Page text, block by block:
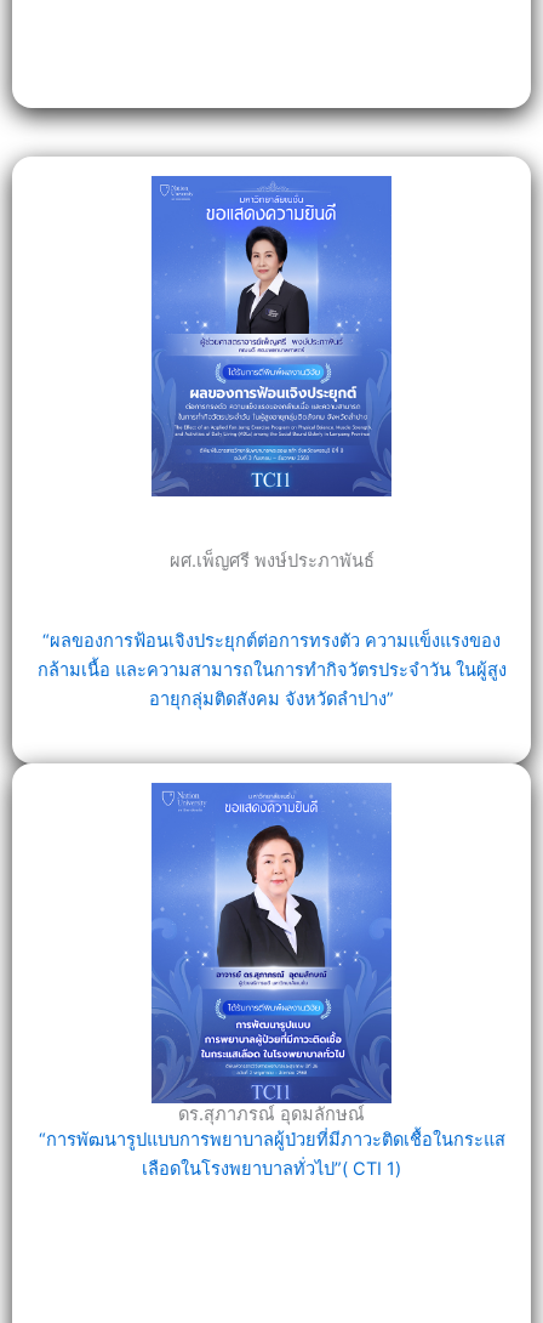
ผศ.เพ็ญศรี พงษ์ประภาพันธ์
“ผลของการฟ้อนเจิงประยุกต์ต่อการทรงตัว ความแข็งแรงของ
กล้ามเนื้อ และความสามารถในการทำกิจวัตรประจำวัน ในผู้สูง
อายุกลุ่มติดสังคม จังหวัดลำปาง”
ดร.สุภาภรณ์ อุดมลักษณ์
“การพัฒนารูปแบบการพยาบาลผู้ป่วยที่มีภาวะติดเชื้อในกระแส
เลือดในโรงพยาบาลทั่วไป”( CTI 1)